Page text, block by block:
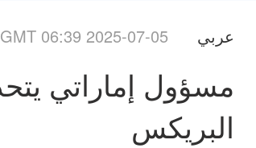
عربي GMT 06:39 2025-07-05
البريكس